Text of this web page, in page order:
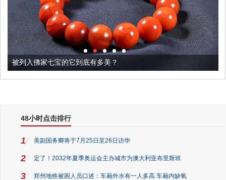
被列入佛家七宝的它到底有多美？
48小时点击排行
1 美副国务卿将于7月25日至26日访华
2 定了！2032年夏季奥运会主办城市为澳大利亚布里斯班
3 郑州地铁被困人员口述：车厢外水有一人多高 车厢内缺氧